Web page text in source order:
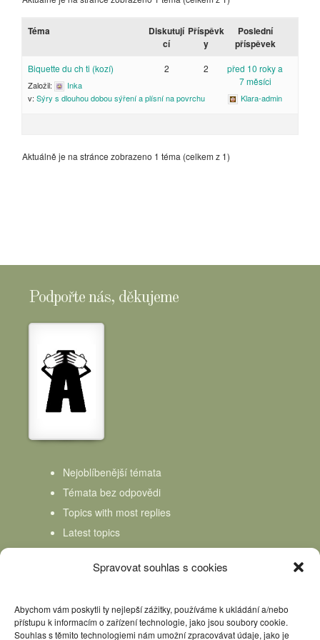
Spravovat souhlas s cookies
Abychom vám poskytli ty nejlepší zážitky, používáme k ukládání a/nebo
přístupu k informacím o zařízení technologie, jako jsou soubory cookie.
Souhlas s těmito technologiemi nám umožní zpracovávat údaje, jako je
Téma
Diskutují
cí
Příspěvk
y
Poslední
příspěvek
Biquette du ch ti (kozí)
Založil:
Inka
v: Sýry s dlouhou dobou sýření a plísní na povrchu
2 2
před 10 roky a
7 měsíci
Klara-admin
Aktuálně je na stránce zobrazeno 1 téma (celkem z 1)
Podpořte nás, děkujeme
Nejoblíbenější témata
Témata bez odpovědi
Topics with most replies
Latest topics
Topics Freshness